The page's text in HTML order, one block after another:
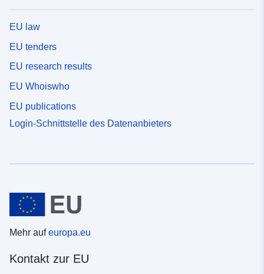
EU law
EU tenders
EU research results
EU Whoiswho
EU publications
Login-Schnittstelle des Datenanbieters
Mehr aufeuropa.eu
Kontakt zur EU